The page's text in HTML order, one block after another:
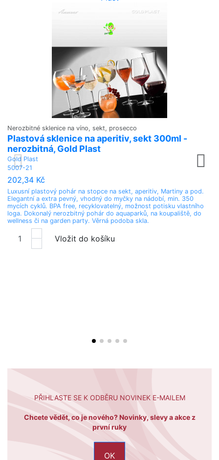
Nerozbitné sklenice na víno, sekt, prosecco
Plastová sklenice na aperitiv, sekt 300ml -
nerozbitná, Gold Plast
Gold Plast
5007-21
202,34 Kč
Luxusní plastový pohár na stopce na sekt, aperitiv, Martiny a pod.
Elegantní a extra pevný, vhodný do myčky na nádobí, min. 350
mycích cyklů. BPA free, recyklovatelný, možnost potisku vlastního
loga. Dokonalý nerozbitný pohár do aquaparků, na koupaliště, do
wellness či na garden party. Věrná podoba skla.
Vložit do košíku
PŘIHLASTE SE K ODBĚRU NOVINEK E-MAILEM
Chcete vědět, co je nového? Novinky, slevy a akce z
první ruky